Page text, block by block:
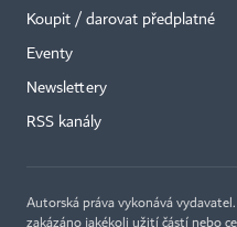
Koupit / darovat předplatné
Eventy
Newslettery
RSS kanály
Autorská práva vykonává
zakázáno jakékoli užití částí nebo